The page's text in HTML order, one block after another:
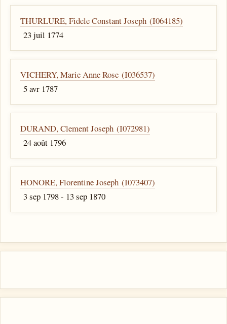
THURLURE, Fidele Constant Joseph (I064185)
23 juil 1774
VICHERY, Marie Anne Rose (I036537)
5 avr 1787
DURAND, Clement Joseph (I072981)
24 août 1796
HONORE, Florentine Joseph (I073407)
3 sep 1798 - 13 sep 1870